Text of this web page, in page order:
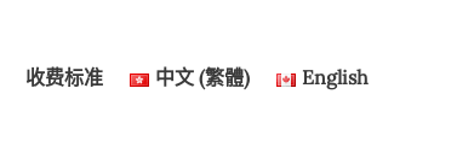
收费标准 中文 (繁體) English